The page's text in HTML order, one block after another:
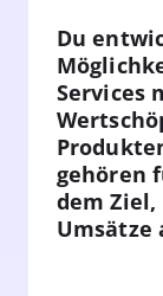
Du
Services
gehören
dem
Umsätze